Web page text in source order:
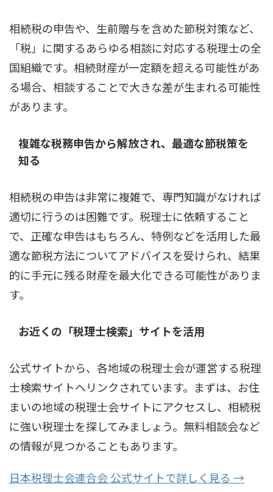
相続税の申告や、生前贈与を含めた節税対策など、
「税」に関するあらゆる相談に対応する税理士の全
国組織です。相続財産が一定額を超える可能性があ
る場合、相談することで大きな差が生まれる可能性
があります。
複雑な税務申告から解放され、最適な節税策を
知る
相続税の申告は非常に複雑で、専門知識がなければ
適切に行うのは困難です。税理士に依頼すること
で、正確な申告はもちろん、特例などを活用した最
適な節税方法についてアドバイスを受けられ、結果
的に手元に残る財産を最大化できる可能性がありま
す。
お近くの「税理士検索」サイトを活用
公式サイトから、各地域の税理士会が運営する税理
士検索サイトへリンクされています。まずは、お住
まいの地域の税理士会サイトにアクセスし、相続税
に強い税理士を探してみましょう。無料相談会など
の情報が見つかることもあります。
日本税理士会連合会 公式サイトで詳しく見る →